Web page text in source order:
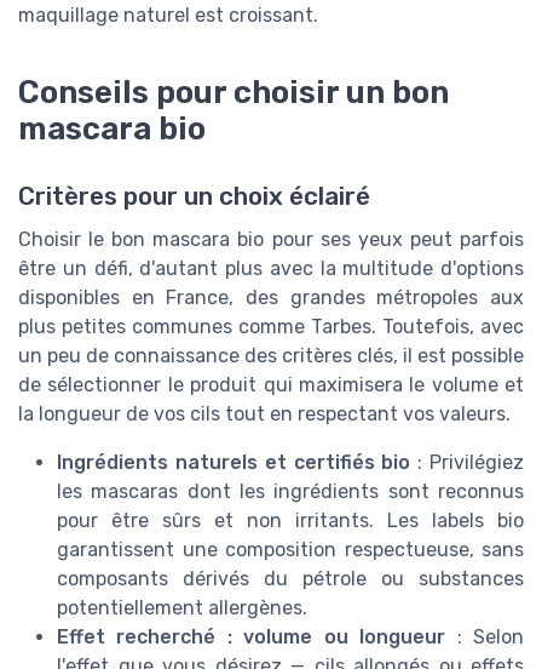
maquillage naturel est croissant.
Conseils pour choisir un bon
mascara bio
Critères pour un choix éclairé
Choisir le bon mascara bio pour ses yeux peut parfois
être un défi, d'autant plus avec la multitude d'options
disponibles en France, des grandes métropoles aux
plus petites communes comme Tarbes. Toutefois, avec
un peu de connaissance des critères clés, il est possible
de sélectionner le produit qui maximisera le volume et
la longueur de vos cils tout en respectant vos valeurs.
Ingrédients naturels et certifiés bio : Privilégiez
les mascaras dont les ingrédients sont reconnus
pour être sûrs et non irritants. Les labels bio
garantissent une composition respectueuse, sans
composants dérivés du pétrole ou substances
potentiellement allergènes.
Effet recherché : volume ou longueur : Selon